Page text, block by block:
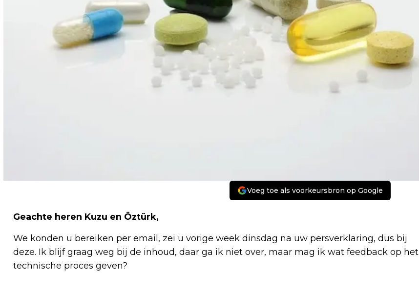
Voeg toe als voorkeursbron op Google
Geachte heren Kuzu en Öztürk,
We konden u bereiken per email, zei u vorige week dinsdag na uw persverklaring, dus bij
deze. Ik blijf graag weg bij de inhoud, daar ga ik niet over, maar mag ik wat feedback op het
technische proces geven?